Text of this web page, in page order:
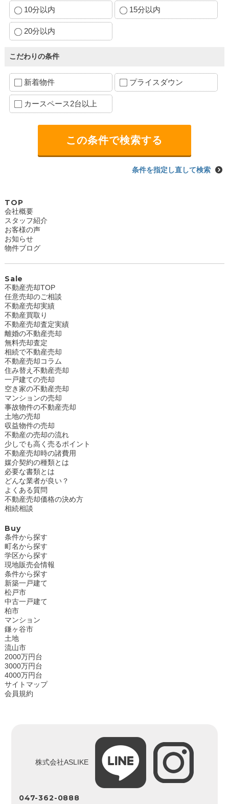
10分以内 15分以内
20分以内
こだわりの条件
新着物件 プライスダウン
カースペース2台以上
条件を指定し直して検索
TOP
会社概要
スタッフ紹介
お客様の声
お知らせ
物件ブログ
Sale
不動産売却TOP
任意売却のご相談
不動産売却実績
不動産買取り
不動産売却査定実績
離婚の不動産売却
無料売却査定
相続で不動産売却
不動産売却コラム
住み替え不動産売却
一戸建ての売却
空き家の不動産売却
マンションの売却
事故物件の不動産売却
土地の売却
収益物件の売却
不動産の売却の流れ
少しでも高く売るポイント
不動産売却時の諸費用
媒介契約の種類とは
必要な書類とは
どんな業者が良い？
よくある質問
不動産売却価格の決め方
相続相談
Buy
条件から探す
町名から探す
学区から探す
現地販売会情報
条件から探す
新築一戸建て
松戸市
中古一戸建て
柏市
マンション
鎌ヶ谷市
土地
流山市
2000万円台
3000万円台
4000万円台
サイトマップ
会員規約
株式会社ASLIKE
047-362-0888